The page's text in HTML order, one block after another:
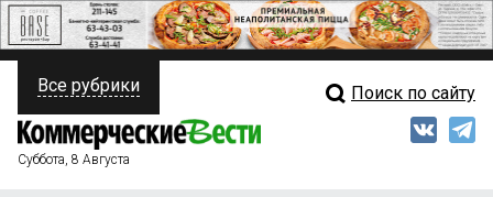
ПОЛИТИКА
ФИНАНСЫ
Свежий выпуск
Все рубрики Поиск по сайту
Суббота, 8 Августа